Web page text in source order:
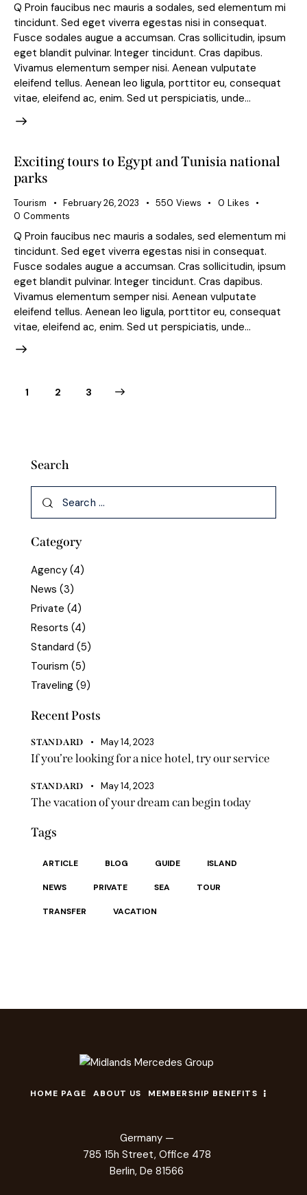
Q Proin faucibus nec mauris a sodales, sed elementum mi
tincidunt. Sed eget viverra egestas nisi in consequat.
Fusce sodales augue a accumsan. Cras sollicitudin, ipsum
eget blandit pulvinar. Integer tincidunt. Cras dapibus.
Vivamus elementum semper nisi. Aenean vulputate
eleifend tellus. Aenean leo ligula, porttitor eu, consequat
vitae, eleifend ac, enim. Sed ut perspiciatis, unde…
Exciting tours to Egypt and Tunisia national
parks
Tourism February 26, 2023 550 Views 0 Likes
0 Comments
Q Proin faucibus nec mauris a sodales, sed elementum mi
tincidunt. Sed eget viverra egestas nisi in consequat.
Fusce sodales augue a accumsan. Cras sollicitudin, ipsum
eget blandit pulvinar. Integer tincidunt. Cras dapibus.
Vivamus elementum semper nisi. Aenean vulputate
eleifend tellus. Aenean leo ligula, porttitor eu, consequat
vitae, eleifend ac, enim. Sed ut perspiciatis, unde…
1 2 3
Search
Category
Agency (4)
News (3)
Private (4)
Resorts (4)
Standard (5)
Tourism (5)
Traveling (9)
Recent Posts
STANDARD May 14, 2023
If you’re looking for a nice hotel, try our service
STANDARD May 14, 2023
The vacation of your dream can begin today
Tags
ARTICLE BLOG GUIDE ISLAND
NEWS PRIVATE SEA TOUR
TRANSFER VACATION
HOME PAGE ABOUT US MEMBERSHIP BENEFITS
Germany —
785 15h Street, Office 478
Berlin, De 81566